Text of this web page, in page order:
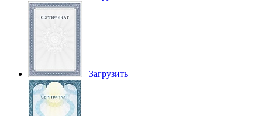
Загрузить